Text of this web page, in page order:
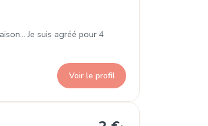
Je suis agréé pour 4
Voir le profil